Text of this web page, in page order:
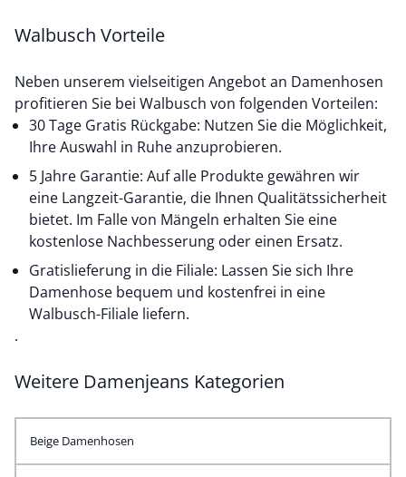
Walbusch Vorteile
Neben unserem vielseitigen Angebot an Damenhosen
profitieren Sie bei Walbusch von folgenden Vorteilen:
30 Tage Gratis Rückgabe: Nutzen Sie die Möglichkeit,
Ihre Auswahl in Ruhe anzuprobieren.
5 Jahre Garantie: Auf alle Produkte gewähren wir
eine Langzeit-Garantie, die Ihnen Qualitätssicherheit
bietet. Im Falle von Mängeln erhalten Sie eine
kostenlose Nachbesserung oder einen Ersatz.
Gratislieferung in die Filiale: Lassen Sie sich Ihre
Damenhose bequem und kostenfrei in eine
Walbusch-Filiale liefern.
.
Weitere Damenjeans Kategorien
Beige Damenhosen